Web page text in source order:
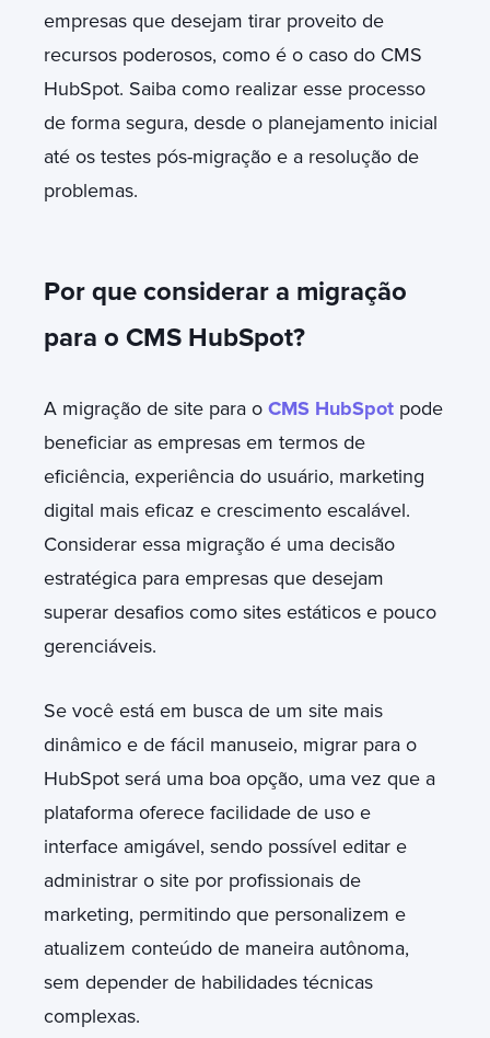
empresas que desejam tirar proveito de
recursos poderosos, como é o caso do CMS
HubSpot. Saiba como realizar esse processo
de forma segura, desde o planejamento inicial
até os testes pós-migração e a resolução de
problemas.
Por que considerar a migração
para o CMS HubSpot?
A migração de site para o CMS HubSpot pode
beneficiar as empresas em termos de
eficiência, experiência do usuário, marketing
digital mais eficaz e crescimento escalável.
Considerar essa migração é uma decisão
estratégica para empresas que desejam
superar desafios como sites estáticos e pouco
gerenciáveis.
Se você está em busca de um site mais
dinâmico e de fácil manuseio, migrar para o
HubSpot será uma boa opção, uma vez que a
plataforma oferece facilidade de uso e
interface amigável, sendo possível editar e
administrar o site por profissionais de
marketing, permitindo que personalizem e
atualizem conteúdo de maneira autônoma,
sem depender de habilidades técnicas
complexas.